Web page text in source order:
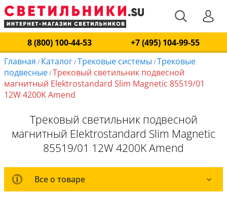
8 (800) 100-44-53
+7 (495) 104-99-55
Главная / Каталог/Трековые системы /Трековые
подвесные/Трековый светильник подвесной
магнитный Elektrostandard Slim Magnetic 85519/01
12W 4200K Amend
Трековый светильник подвесной
магнитный Elektrostandard Slim Magnetic
85519/01 12W 4200K Amend
Все о товаре